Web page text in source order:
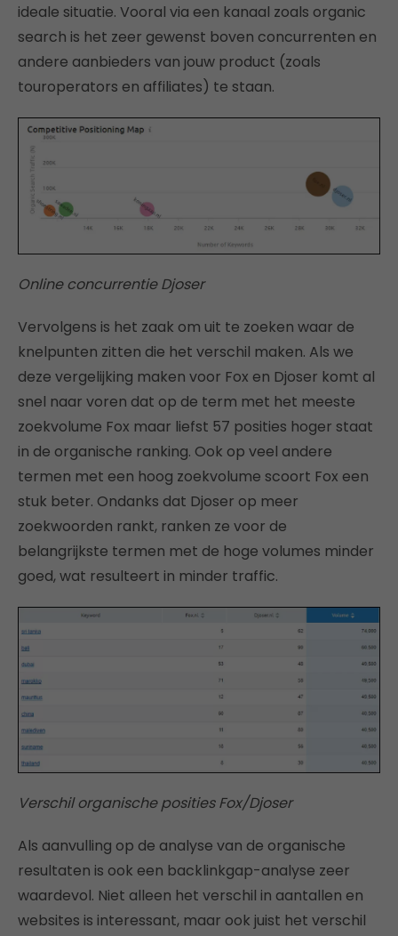
ideale situatie. Vooral via een kanaal zoals organic
search is het zeer gewenst boven concurrenten en
andere aanbieders van jouw product (zoals
touroperators en affiliates) te staan.
Online concurrentie Djoser
Vervolgens is het zaak om uit te zoeken waar de
knelpunten zitten die het verschil maken. Als we
deze vergelijking maken voor Fox en Djoser komt al
snel naar voren dat op de term met het meeste
zoekvolume Fox maar liefst 57 posities hoger staat
in de organische ranking. Ook op veel andere
termen met een hoog zoekvolume scoort Fox een
stuk beter. Ondanks dat Djoser op meer
zoekwoorden rankt, ranken ze voor de
belangrijkste termen met de hoge volumes minder
goed, wat resulteert in minder traffic.
Verschil organische posities Fox/Djoser
Als aanvulling op de analyse van de organische
resultaten is ook een backlinkgap-analyse zeer
waardevol. Niet alleen het verschil in aantallen en
websites is interessant, maar ook juist het verschil